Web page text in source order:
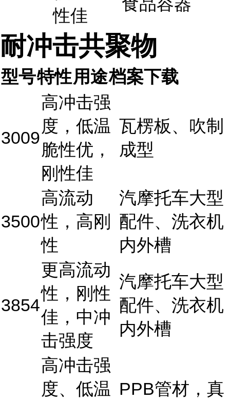
性佳
耐冲击共聚物
型号特性用途档案下载
3009
高冲击强
度，低温
脆性优，
刚性佳
瓦楞板、吹制
成型
3500
高流动
性，高刚
性
汽摩托车大型
配件、洗衣机
内外槽
3854
更高流动
性，刚性
佳，中冲
击强度
汽摩托车大型
配件、洗衣机
内外槽
高冲击强
度、低温 PPB管材，真